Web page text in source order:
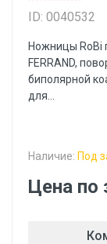
ID: 0040532
Ножницы RoBi
FERRAND,
биполярной
для...
Наличие: Под
Цена по